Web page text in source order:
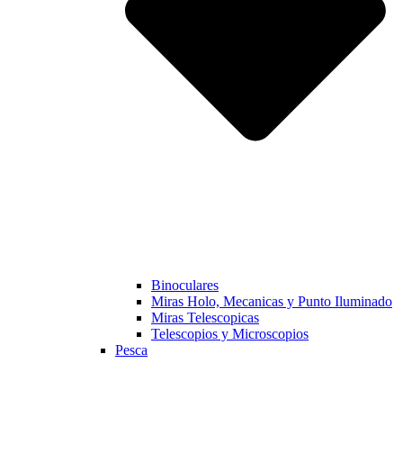
Binoculares
Miras Holo, Mecanicas y Punto Iluminado
Miras Telescopicas
Telescopios y Microscopios
Pesca